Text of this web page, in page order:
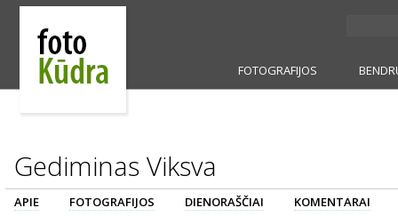
FOTOGRAFIJOS
Gediminas Viksva
APIE FOTOGRAFIJOS DIENORAŠČIAI KOMENTARAI